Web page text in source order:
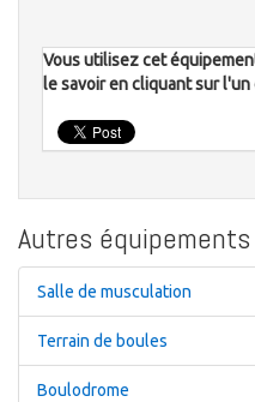
Vous utilisez cet
le savoir en cliquant sur
Autres
Salle de musculation
Terrain de boules
Boulodrome